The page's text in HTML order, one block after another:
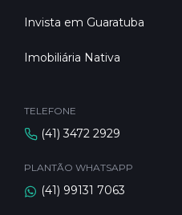
Invista em Guaratuba
Imobiliária Nativa
TELEFONE
(41) 3472 2929
PLANTÃO WHATSAPP
(41) 99131 7063